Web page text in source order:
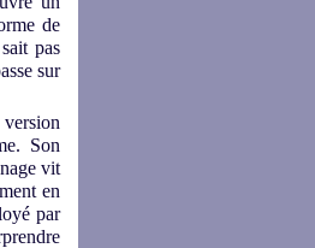
de
pas
sur
Son
vit
en
par